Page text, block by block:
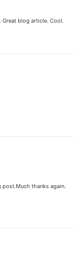
blog article. Cool.
thanks again.